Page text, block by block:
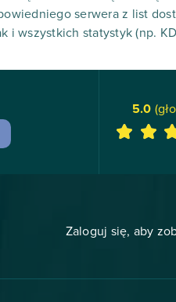
serwera z list
i wszystkich statystyk (np.
5.0
Zaloguj się, aby